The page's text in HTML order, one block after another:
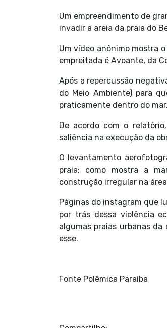
Um empreendimento de
invadir a areia da praia do
Um vídeo anônimo mostra
empreitada é Avoante, da
Após a repercussão
do Meio Ambiente) para
praticamente dentro do mar.
De acordo com o
saliência na execução da
O levantamento
praia; como mostra a
construção irregular na
Páginas do instagram que
por trás dessa violência
algumas praias urbanas
esse.
Fonte Polêmica Paraíba